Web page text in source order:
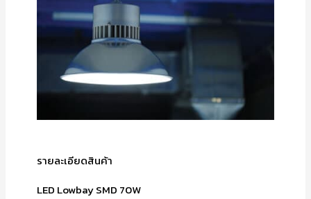
รายละเอียดสินค้า
LED Lowbay SMD 70W